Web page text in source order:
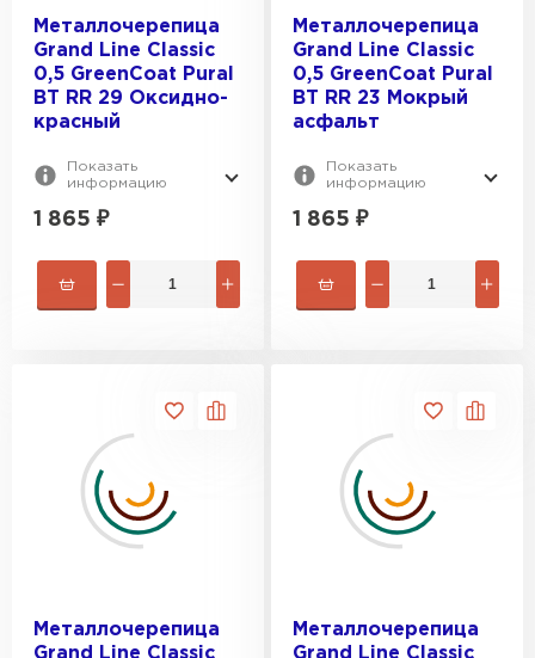
Металлочерепица
Grand Line Classic
0,5 GreenСoat Pural
BT RR 29 Оксидно-
красный
Показать
информацию
1 865 ₽
Металлочерепица
Grand Line Classic
0,5 GreenСoat Pural
BT RR 23 Мокрый
асфальт
Показать
информацию
1 865 ₽
Металлочерепица
Grand Line Classic
Металлочерепица
Grand Line Classic